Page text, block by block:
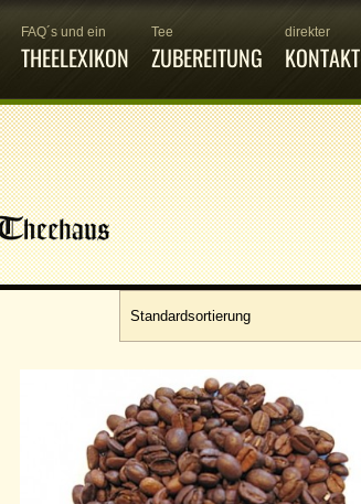
FAQ´s und ein
THEELEXIKON
Tee
ZUBEREITUNG
direkter
KONTAKT